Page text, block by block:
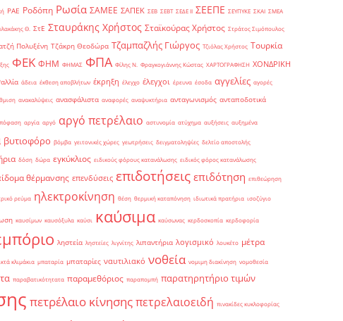
ΡΑΕ Ροδόπη Ρωσία ΣΑΜΕΕ ΣΑΠΕΚ ΣΕΒ ΣΕΒΤ ΣΕΔΕ ΙΙ ΣΕΕΠΕ ΣΕΥΠΥΚΕ ΣΚΑΙ ΣΜΕΑ
Θ. ΣτΕ Σταυράκης Χρήστος Σταϊκούρας Χρήστος Στράτος Σιμόπουλος
Πολυξένη Τζάκρη Θεοδώρα Τζαμπαζλής Γιώργος Τζιόλας Χρήστος Τουρκία
ΦΕΚ ΦΗΜ ΦΗΜΑΣ ΦΠΑ Φίλης Ν. Φραγκογιάννης Κώστας ΧΑΡΤΟΓΡΑΦΗΣΗ ΧΟΝΔΡΙΚΗ
άδεια έκθεση αποβλήτων έκρηξη έλεγχο έλεγχοι έρευνα έσοδα αγγελίες αγορές
ανακαλύψεις ανασφάλιστα αναφορές αναψυκτήρια ανταγωνισμός ανταποδοτικά
αργία αργό αργό πετρέλαιο αστυνομία ατύχημα αυξήσεις αυξημένα
βυτιοφόρο βόμβα γειτονικές χώρες γεωτρήσεις δειγματοληψίες δελτίο αποστολής
δόση δώρα εγκύκλιος ειδικούς φόρους κατανάλωσης ειδικός φόρος κατανάλωσης
θέρμανσης επενδύσεις επιδοτήσεις επιδότηση επιθεώρηση
ρεύμα ηλεκτροκίνηση θέση θερμική καταπόνηση ιδιωτικά πρατήρια ισοζύγιο
καυσίμων καυσόξυλα καύσι καύσιμα καύσωνας κερδοσκοπία κερδοφορία
ληστεία ληστείες λιγνίτης λιπαντήρια λογισμικό λουκέτο μέτρα
κλιμάκια μπαταρία μπαταρίες ναυτιλιακό νοθεία νομιμη διακίνηση νομοθεσία
παραβατικότητατα παραμεθόριος παραπομπή παρατηρητήριο τιμών
πετρέλαιο κίνησηςπετρελαιοειδή πινακίδες κυκλοφορίας